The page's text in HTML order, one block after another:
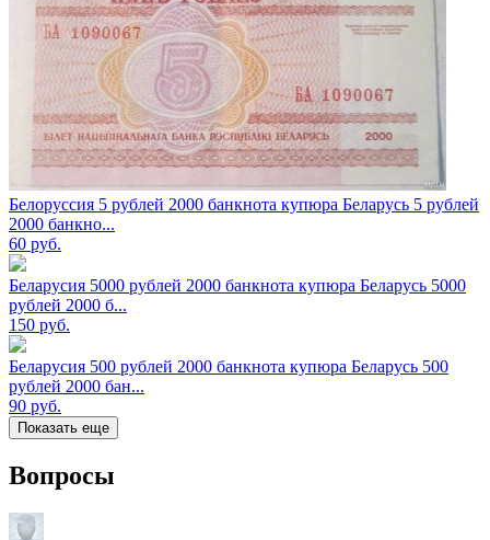
Белоруссия 5 рублей 2000 банкнота купюра Беларусь 5 рублей
2000 банкно...
60 руб.
Беларусия 5000 рублей 2000 банкнота купюра Беларусь 5000
рублей 2000 б...
150 руб.
Беларусия 500 рублей 2000 банкнота купюра Беларусь 500
рублей 2000 бан...
90 руб.
Показать еще
Вопросы